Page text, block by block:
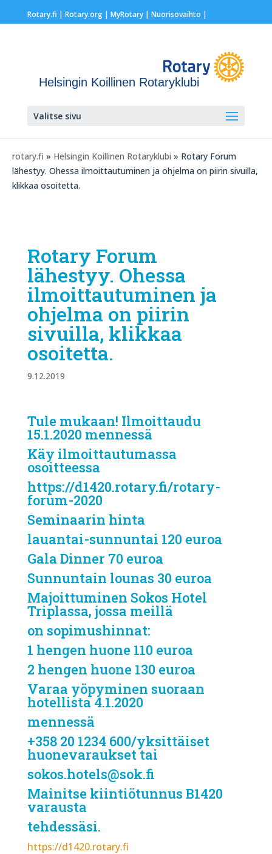
Rotary.fi | Rotary.org| MyRotary | Nuorisovaihto |
Helsingin Koillinen Rotaryklubi
Valitse sivu
rotary.fi » Helsingin Koillinen Rotaryklubi » Rotary Forum
lähestyy. Ohessa ilmoittautuminen ja ohjelma on piirin sivuilla,
klikkaa osoitetta.
Rotary Forum
lähestyy. Ohessa
ilmoittautuminen ja
ohjelma on piirin
sivuilla, klikkaa
osoitetta.
9.12.2019
Tule mukaan! Ilmoittaudu
15.1.2020 mennessä
Käy ilmoittautumassa
osoitteessa
https://d1420.rotary.fi/rotary-
forum-2020
Seminaarin hinta
lauantai-sunnuntai 120 euroa
Gala Dinner 70 euroa
Sunnuntain lounas 30 euroa
Majoittuminen Sokos Hotel
Triplassa, jossa meillä
on sopimushinnat:
1 hengen huone 110 euroa
2 hengen huone 130 euroa
Varaa yöpyminen suoraan
hotellista 4.1.2020
mennessä
+358 20 1234 600/yksittäiset
huonevaraukset tai
sokos.hotels@sok.fi
Mainitse kiintiötunnus B1420
varausta
tehdessäsi.
https://d1420.rotary.fi